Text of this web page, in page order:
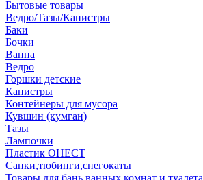
Бытовые товары
Ведро/Тазы/Канистры
Баки
Бочки
Ванна
Ведро
Горшки детские
Канистры
Контейнеры для мусора
Кувшин (кумган)
Тазы
Лампочки
Пластик ОНЕСТ
Санки,тюбинги,снегокаты
Товары для бань,ванных комнат и туалета